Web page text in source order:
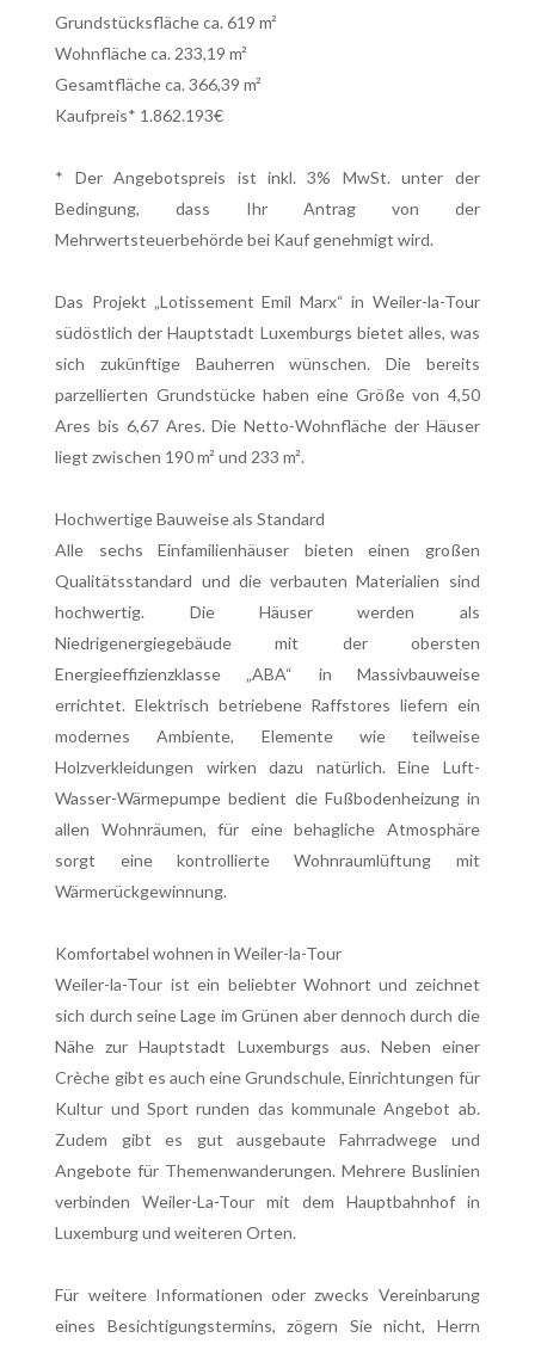
Grundstücksfläche ca. 619 m²
Wohnfläche ca. 233,19 m²
Gesamtfläche ca. 366,39 m²
Kaufpreis* 1.862.193€
* Der Angebotspreis ist inkl. 3% MwSt. unter der
Bedingung, dass Ihr Antrag von der
Mehrwertsteuerbehörde bei Kauf genehmigt wird.
Das Projekt „Lotissement Emil Marx“ in Weiler-la-Tour
südöstlich der Hauptstadt Luxemburgs bietet alles, was
sich zukünftige Bauherren wünschen. Die bereits
parzellierten Grundstücke haben eine Größe von 4,50
Ares bis 6,67 Ares. Die Netto-Wohnfläche der Häuser
liegt zwischen 190 m² und 233 m².
Hochwertige Bauweise als Standard
Alle sechs Einfamilienhäuser bieten einen großen
Qualitätsstandard und die verbauten Materialien sind
hochwertig. Die Häuser werden als
Niedrigenergiegebäude mit der obersten
Energieeffizienzklasse „ABA“ in Massivbauweise
errichtet. Elektrisch betriebene Raffstores liefern ein
modernes Ambiente, Elemente wie teilweise
Holzverkleidungen wirken dazu natürlich. Eine Luft-
Wasser-Wärmepumpe bedient die Fußbodenheizung in
allen Wohnräumen, für eine behagliche Atmosphäre
sorgt eine kontrollierte Wohnraumlüftung mit
Wärmerückgewinnung.
Komfortabel wohnen in Weiler-la-Tour
Weiler-la-Tour ist ein beliebter Wohnort und zeichnet
sich durch seine Lage im Grünen aber dennoch durch die
Nähe zur Hauptstadt Luxemburgs aus. Neben einer
Crèche gibt es auch eine Grundschule, Einrichtungen für
Kultur und Sport runden das kommunale Angebot ab.
Zudem gibt es gut ausgebaute Fahrradwege und
Angebote für Themenwanderungen. Mehrere Buslinien
verbinden Weiler-La-Tour mit dem Hauptbahnhof in
Luxemburg und weiteren Orten.
Für weitere Informationen oder zwecks Vereinbarung
eines Besichtigungstermins, zögern Sie nicht, Herrn